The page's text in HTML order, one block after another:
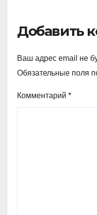
Добавить
Ваш адрес email не
Обязательные поля
Комментарий *